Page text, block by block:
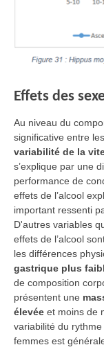
Effets des
Au niveau du
significative entre
variabilité de la
s’explique par une
performance de
effets de l’alcool
important ressenti
D'autres variables
effets de l’alcool
les différences
gastrique plus
de composition
présentent une
élevée et moins de
variabilité du
femmes est